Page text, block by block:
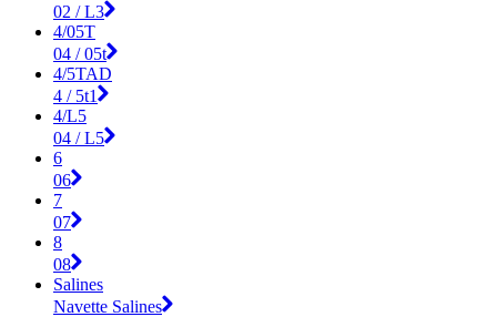
02 / L3
4/05T
04 / 05t
4/5TAD
4 / 5t1
4/L5
04 / L5
6
06
7
07
8
08
Salines
Navette Salines